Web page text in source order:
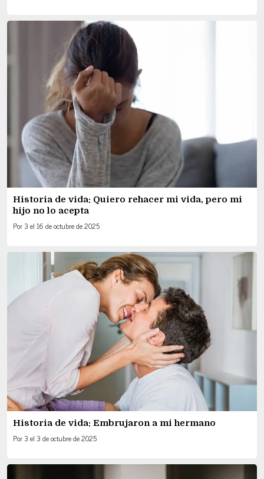
Historia de vida: Quiero rehacer mi vida, pero mi
hijo no lo acepta
Por3 el 16 de octubre de 2025
Historia de vida: Embrujaron a mi hermano
Por3 el 3 de octubre de 2025